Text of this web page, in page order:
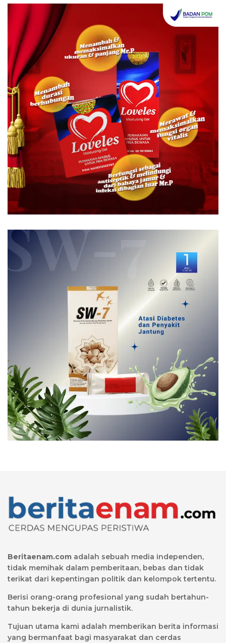
Beritaenam.com adalah sebuah media independen,
tidak memihak dalam pemberitaan, bebas dan tidak
terikat dari kepentingan politik dan kelompok tertentu.
Berisi orang-orang profesional yang sudah bertahun-
tahun bekerja di dunia jurnalistik.
Tujuan utama kami adalah memberikan berita informasi
yang bermanfaat bagi masyarakat dan cerdas